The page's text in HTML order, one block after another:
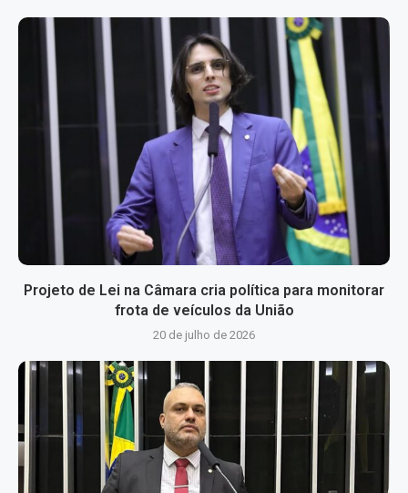
Projeto de Lei na Câmara cria política para monitorar
frota de veículos da União
20 de julho de 2026